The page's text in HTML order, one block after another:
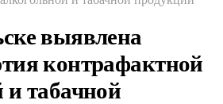
выявлена
контрафактной
и табачной